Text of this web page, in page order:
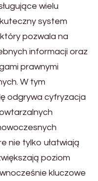
wielu
system
pozwala na
informacji oraz
prawnymi
W tym
odgrywa cyfryzacja
nie tylko ułatwiają
poziom
kluczowe